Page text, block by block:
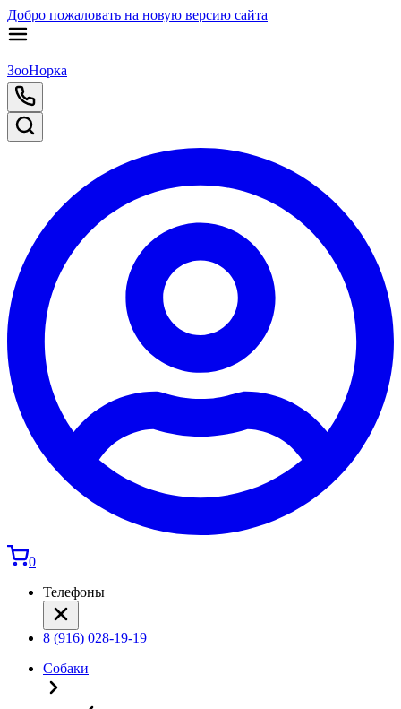
Добро пожаловать на новую версию сайта
ЗооНорка
0
Телефоны
8 (916) 028-19-19
Собаки